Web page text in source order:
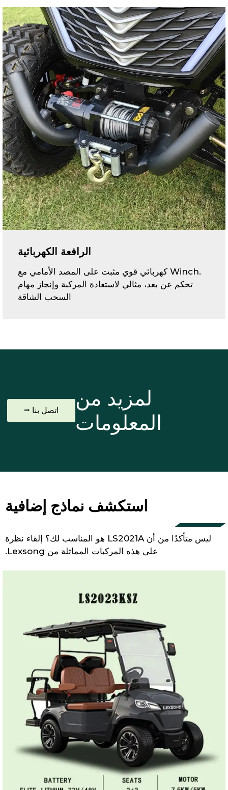
الرافعة الكهربائية
.Winch كهربائي قوي مثبت على المصد الأمامي مع
تحكم عن بعد، مثالي لاستعادة المركبة وإنجاز مهام
السحب الشاقة
لمزيد من
المعلومات
اتصل بنا ⭢
استكشف نماذج إضافية
ليس متأكدًا من أن LS2021A هو المناسب لك؟ إلقاء نظرة
على هذه المركبات المماثلة من Lexsong.